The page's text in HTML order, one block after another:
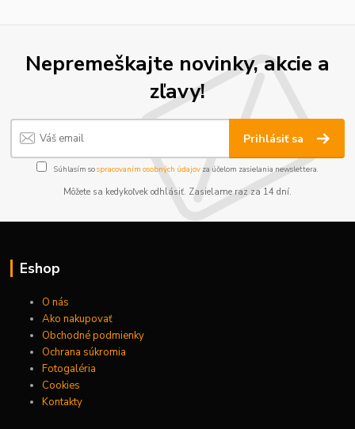
Nepremeškajte novinky, akcie a
zľavy!
Prihlásiť sa
Súhlasím sospracovaním osobných údajov za účelom zasielania newslettera.
Môžete sa kedykoľvek odhlásiť. Zasielame raz za 14 dní.
Eshop
O nás
Ako nakupovať
Obchodné podmienky
Ochrana súkromia
Fotogaléria
Cookies
Kontakty